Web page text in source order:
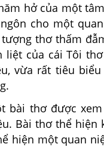
hở của một
cho một
thơ thấm
liệt của cái Tôi
vừa rất tiêu
bài thơ được xem
Bài thơ thể
hiện một quan